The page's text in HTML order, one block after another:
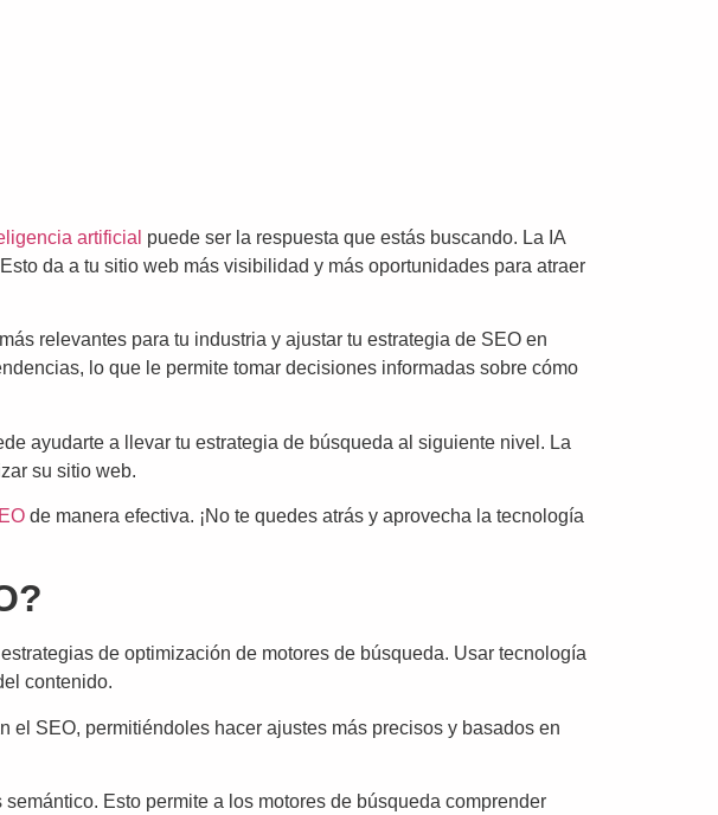
artificial puede ser la respuesta que estás buscando. La IA
da a tu sitio web más visibilidad y más oportunidades para atraer
relevantes para tu industria y ajustar tu estrategia de SEO en
lo que le permite tomar decisiones informadas sobre cómo
ayudarte a llevar tu estrategia de búsqueda al siguiente nivel. La
su sitio web.
de manera efectiva. ¡No te quedes atrás y aprovecha la tecnología
de optimización de motores de búsqueda. Usar tecnología
contenido.
el SEO, permitiéndoles hacer ajustes más precisos y basados en
Esto permite a los motores de búsqueda comprender